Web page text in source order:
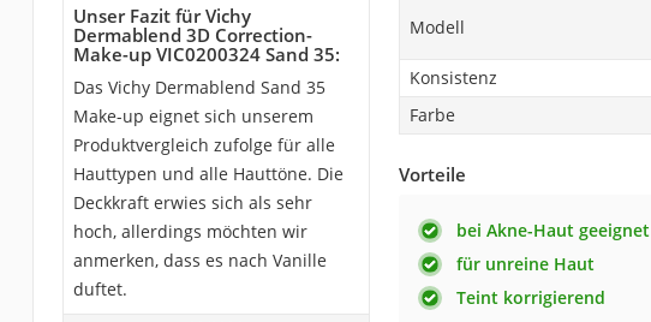
Unser Fazit für Vichy
Dermablend 3D Correction-
Make-up VIC0200324 Sand 35:
Das Vichy Dermablend Sand 35
Make-up eignet sich unserem
Produktvergleich zufolge für alle
Hauttypen und alle Hauttöne. Die
Deckkraft erwies sich als sehr
hoch, allerdings möchten wir
anmerken, dass es nach Vanille
duftet.
Modell
Konsistenz
Farbe
Vorteile
bei Akne-Haut geeignet
für unreine Haut
Teint korrigierend